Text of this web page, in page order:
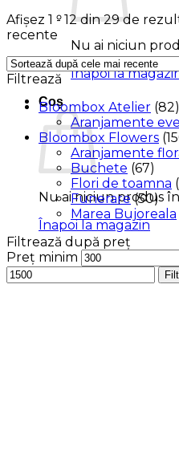
Nu ai niciun
Înapoi la
Coș
Nu ai niciun produs
Înapoi la magazin
Afișez 1 - 12 din 29 de
recente
Filtrează
Bloombox Atelier (82)
Aranjamente
Bloombox Flowers
Aranjamente
Buchete (67)
Flori de toamna
Funerare (50)
Marea Bujoreala
Filtrează după preț
Preț minim